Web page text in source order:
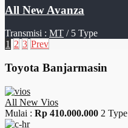
All New Avanza
Transmisi : MT / 5 Type
1 2 3 Prev
Toyota Banjarmasin
All New Vios
Mulai : Rp 410.000.000 2 Type